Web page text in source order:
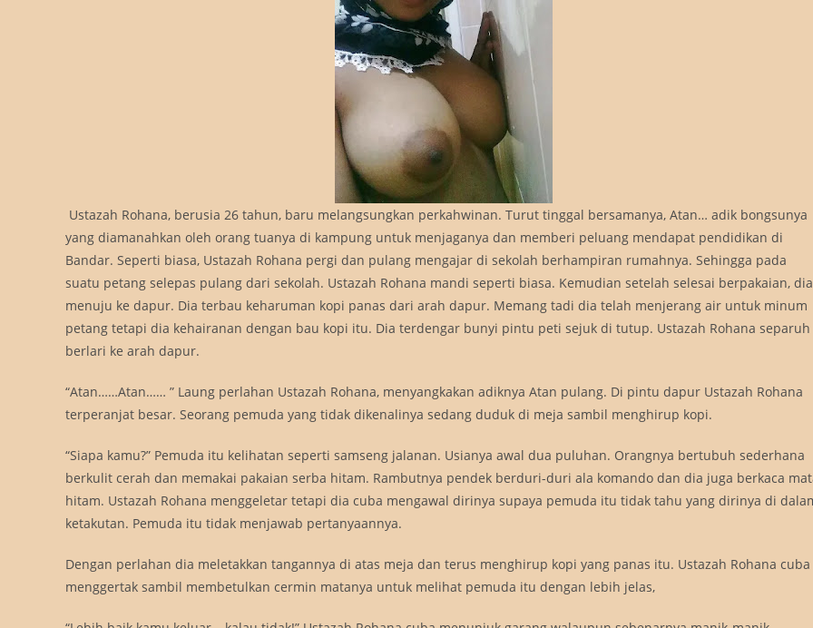
Ustazah Rohana, berusia 26 tahun, baru melangsungkan perkahwinan. Turut tinggal bersamanya, Atan… adik bongsunya
yang diamanahkan oleh orang tuanya di kampung untuk menjaganya dan memberi peluang mendapat pendidikan di
Bandar. Seperti biasa, Ustazah Rohana pergi dan pulang mengajar di sekolah berhampiran rumahnya. Sehingga pada
suatu petang selepas pulang dari sekolah. Ustazah Rohana mandi seperti biasa. Kemudian setelah selesai berpakaian, dia
menuju ke dapur. Dia terbau keharuman kopi panas dari arah dapur. Memang tadi dia telah menjerang air untuk minum
petang tetapi dia kehairanan dengan bau kopi itu. Dia terdengar bunyi pintu peti sejuk di tutup. Ustazah Rohana separuh
berlari ke arah dapur.
“Atan……Atan…… ” Laung perlahan Ustazah Rohana, menyangkakan adiknya Atan pulang. Di pintu dapur Ustazah Rohana
terperanjat besar. Seorang pemuda yang tidak dikenalinya sedang duduk di meja sambil menghirup kopi.
“Siapa kamu?” Pemuda itu kelihatan seperti samseng jalanan. Usianya awal dua puluhan. Orangnya bertubuh sederhana
berkulit cerah dan memakai pakaian serba hitam. Rambutnya pendek berduri-duri ala komando dan dia juga berkaca
hitam. Ustazah Rohana menggeletar tetapi dia cuba mengawal dirinya supaya pemuda itu tidak tahu yang dirinya di
ketakutan. Pemuda itu tidak menjawab pertanyaannya.
Dengan perlahan dia meletakkan tangannya di atas meja dan terus menghirup kopi yang panas itu. Ustazah Rohana cuba
menggertak sambil membetulkan cermin matanya untuk melihat pemuda itu dengan lebih jelas,